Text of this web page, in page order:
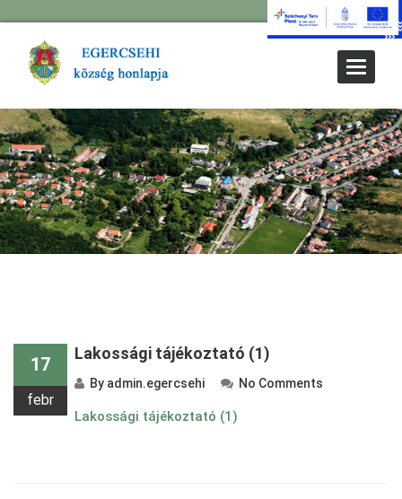
Toggle
17
febr
Lakossági tájékoztató (1)
By admin.egercsehi No Comments
Lakossági tájékoztató (1)